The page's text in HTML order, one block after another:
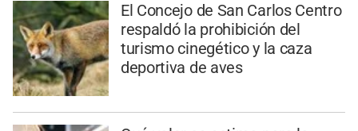
El Concejo de San Carlos Centro
respaldó la prohibición del
turismo cinegético y la caza
deportiva de aves